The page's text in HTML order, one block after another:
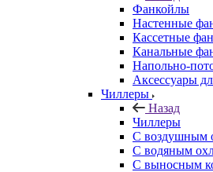
Фанкойлы
Настенные
Кассетные
Канальные
Напольно-
Аксессуары
Чиллеры
Назад
Чиллеры
С воздушным
С водяным
С выносным